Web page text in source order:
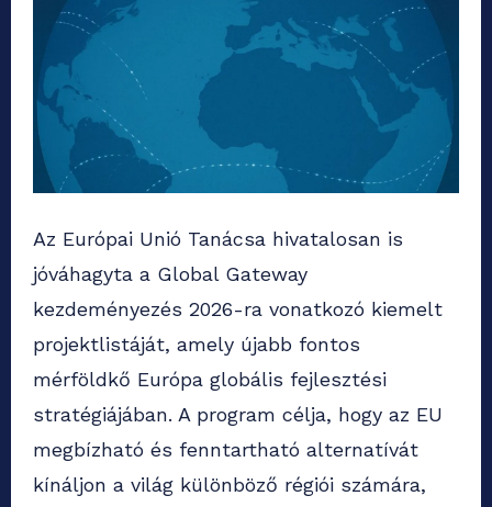
Az Európai Unió Tanácsa hivatalosan is
jóváhagyta a Global Gateway
kezdeményezés 2026-ra vonatkozó kiemelt
projektlistáját, amely újabb fontos
mérföldkő Európa globális fejlesztési
stratégiájában. A program célja, hogy az EU
megbízható és fenntartható alternatívát
kínáljon a világ különböző régiói számára,